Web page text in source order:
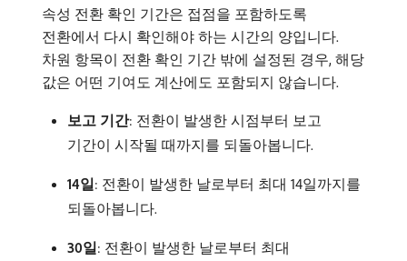
속성 전환 확인 기간은 접점을 포함하도록
전환에서 다시 확인해야 하는 시간의 양입니다.
차원 항목이 전환 확인 기간 밖에 설정된 경우, 해당
값은 어떤 기여도 계산에도 포함되지 않습니다.
보고 기간: 전환이 발생한 시점부터 보고
기간이 시작될 때까지를 되돌아봅니다.
14일: 전환이 발생한 날로부터 최대 14일까지를
되돌아봅니다.
30일: 전환이 발생한 날로부터 최대